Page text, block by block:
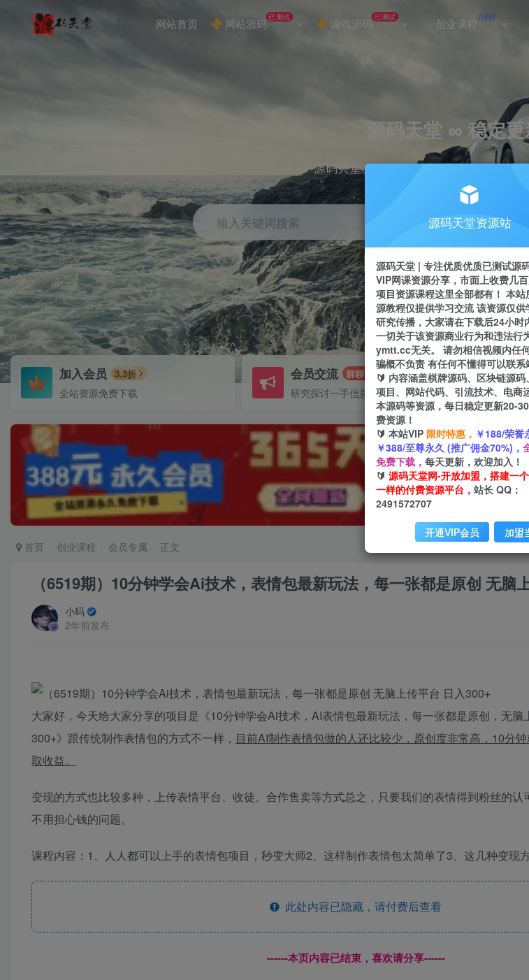
网站首页 网站源码已测试 游戏源码 已测试 创业课程 NEW
源码天堂 ∞ 稳定
源码天堂&实战项目&365天稳定更新 站
输入关键词搜索
引流 抖音 挂机 直播 快手
加入会员 3.3折
全站资源免费下载
会员交流 群聊
研究探讨一手信息差
首页 创业课程 会员专属 正文
（6519期）10分钟学会Ai技术，表情包最新玩法，每一张都是原创 无脑
小码
2年前发布
大家好，今天给大家分享的项目是《10分钟学会Ai技术，AI表情包最新玩法，每一张都是原创，无脑
300+》跟传统制作表情包的方式不一样， 目前AI制作表情包做的人还比较少，原创度非常高，10分
取收益。
变现的方式也比较多种，上传表情平台、收徒、合作售卖等方式总之，只要我们的表情得到粉丝的认
不用担心钱的问题。
课程内容：1、人人都可以上手的表情包项目，秒变大师2、这样制作表情包太简单了3、这几种变现
此处内容已隐藏，请付费后查看
------本页内容已结束，喜欢请分享------
源码天堂资源站
源码天堂 | 专注优质优质已测试源
VIP网课资源分享，市面上收费几
项目资源课程这里全部都有！ 本站
源教程仅提供学习交流 该资源仅供
研究传播，大家请在下载后24小时
一切关于该资源商业行为和违法行
ymtt.cc无关。 请勿相信视频内任
骗概不负责 有任何不懂得可以联系
🔰 内容涵盖棋牌源码、区块链源码
项目、网站代码、引流技术、电商
本源码等资源，每日稳定更新20-
费资源！
🔰 本站VIP 限时特惠， ￥188/荣誉
￥388/至尊永久 (推广佣金70%)，
免费下载， 每天更新，欢迎加入！
🔰 源码天堂网-开放加盟，搭建一
一样的付费资源平台， 站长 QQ：
2491572707
开通VIP会员 加盟